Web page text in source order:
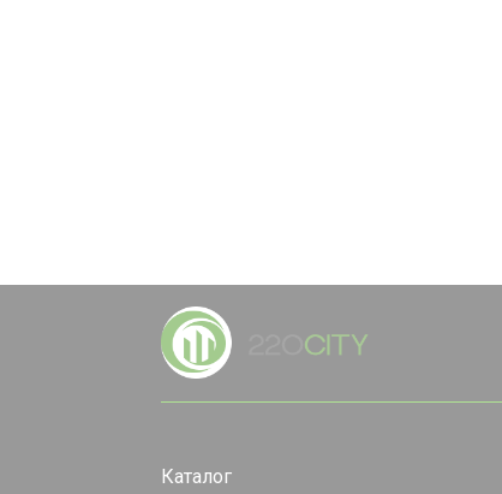
Каталог